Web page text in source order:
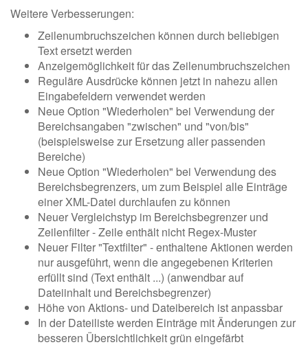
Weitere Verbesserungen:
Zeilenumbruchszeichen können durch beliebigen
Text ersetzt werden
Anzeigemöglichkeit für das Zeilenumbruchszeichen
Reguläre Ausdrücke können jetzt in nahezu allen
Eingabefeldern verwendet werden
Neue Option "Wiederholen" bei Verwendung der
Bereichsangaben "zwischen" und "von/bis"
(beispielsweise zur Ersetzung aller passenden
Bereiche)
Neue Option "Wiederholen" bei Verwendung des
Bereichsbegrenzers, um zum Beispiel alle Einträge
einer XML-Datei durchlaufen zu können
Neuer Vergleichstyp im Bereichsbegrenzer und
Zeilenfilter - Zeile enthält nicht Regex-Muster
Neuer Filter "Textfilter" - enthaltene Aktionen werden
nur ausgeführt, wenn die angegebenen Kriterien
erfüllt sind (Text enthält ...) (anwendbar auf
Dateiinhalt und Bereichsbegrenzer)
Höhe von Aktions- und Dateibereich ist anpassbar
In der Dateiliste werden Einträge mit Änderungen zur
besseren Übersichtlichkeit grün eingefärbt